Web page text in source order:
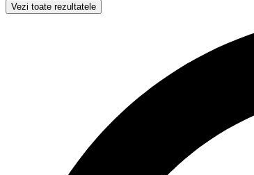
Vezi toate rezultatele